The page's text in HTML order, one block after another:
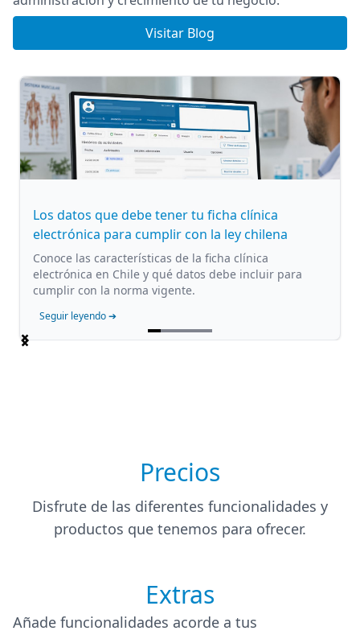
Visitar Blog
Los datos que debe tener tu ficha clínica
electrónica para cumplir con la ley chilena
Conoce las características de la ficha clínica
electrónica en Chile y qué datos debe incluir para
cumplir con la norma vigente.
Seguir leyendo ➔
Item
Precios
Disfrute de las diferentes funcionalidades y
productos que tenemos para ofrecer.
Extras
Añade funcionalidades acorde a tus